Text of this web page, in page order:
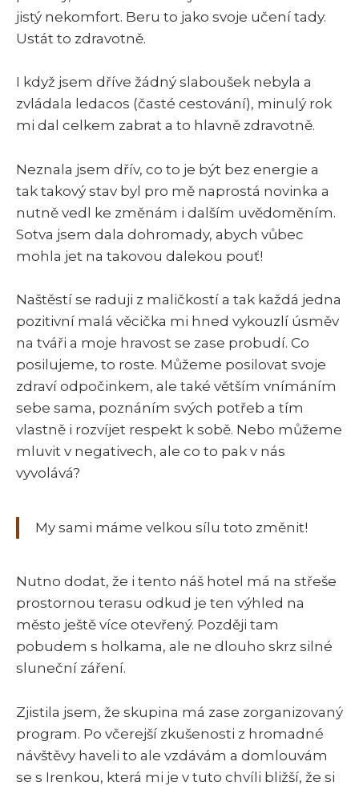
jistý nekomfort. Beru to jako svoje učení tady.
Ustát to zdravotně.
I když jsem dříve žádný slaboušek nebyla a
zvládala ledacos (časté cestování), minulý rok
mi dal celkem zabrat a to hlavně zdravotně.
Neznala jsem dřív, co to je být bez energie a
tak takový stav byl pro mě naprostá novinka a
nutně vedl ke změnám i dalším uvědoměním.
Sotva jsem dala dohromady, abych vůbec
mohla jet na takovou dalekou pouť!
Naštěstí se raduji z maličkostí a tak každá jedna
pozitivní malá věcička mi hned vykouzlí úsměv
na tváři a moje hravost se zase probudí. Co
posilujeme, to roste. Můžeme posilovat svoje
zdraví odpočinkem, ale také větším vnímáním
sebe sama, poznáním svých potřeb a tím
vlastně i rozvíjet respekt k sobě. Nebo můžeme
mluvit v negativech, ale co to pak v nás
vyvolává?
My sami máme velkou sílu toto změnit!
Nutno dodat, že i tento náš hotel má na střeše
prostornou terasu odkud je ten výhled na
město ještě více otevřený. Později tam
pobudem s holkama, ale ne dlouho skrz silné
sluneční záření.
Zjistila jsem, že skupina má zase zorganizovaný
program. Po včerejší zkušenosti z hromadné
návštěvy haveli to ale vzdávám a domlouvám
se s Irenkou, která mi je v tuto chvíli bližší, že si